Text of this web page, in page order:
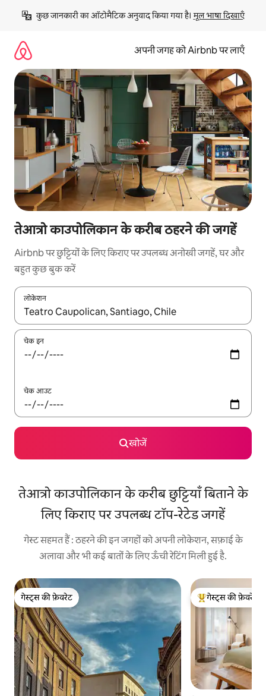
छोड़कर
कॉन्टेंट
कुछ जानकारी का ऑटोमैटिक अनुवाद किया गया है। मूल भाषा दिखाएँ
अपनी जगह को Airbnb पर लाएँ
तेआत्रो काउपोलिकान के करीब ठहरने की जगहें
Airbnb पर छुट्टियों के लिए किराए पर उपलब्ध अनोखी जगहें, घर और
बहुत कुछ बुक करें
लोकेशन
नतीजों के उपलब्ध होने पर, अप और डाउन 'ऐरो की' का इस्तेमाल करके नेविगेट
चेक इन
चेक आउट
खोजें
तेआत्रो काउपोलिकान के करीब छुट्टियाँ बिताने के
लिए किराए पर उपलब्ध टॉप-रेटेड जगहें
गेस्ट सहमत हैं : ठहरने की इन जगहों को अपनी लोकेशन, सफ़ाई के
अलावा और भी कई बातों के लिए ऊँची रेटिंग मिली हुई है.
गेस्ट्स की फ़ेवरेट
गेस्ट्स की फ़ेवरेट
गेस्ट्स का टॉप फ़ेवरेट
गेस्ट्स की फ़ेवरेट